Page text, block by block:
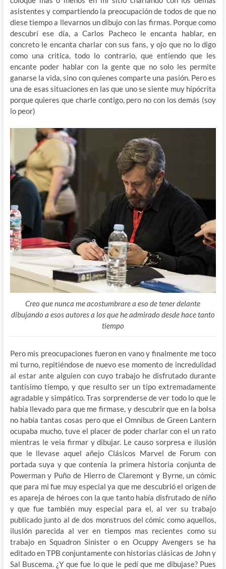
asistentes y compartiendo la preocupación de todos de que no
diese tiempo a llevarnos un dibujo con las firmas. Porque como
descubrí ese día, a Carlos Pacheco le encanta hablar, en
concreto le encanta charlar con sus fans, y ojo que no lo digo
como una critica, todo lo contrario, que entiendo que les
encante poder hablar con la gente que no solo les permite
ganarse la vida, sino con quienes comparte una pasión. Pero es
una de esas situaciones en las que uno se siente muy hipócrita
porque quieres que charle contigo, pero no con los demás (soy
lo peor)
Creo que nunca me acostumbrare a eso de tener delante
dibujando a esos autores a los que he admirado desde hace tanto
tiempo
Pero mis preocupaciones fueron en vano y finalmente me toco
mi turno, repitiéndose de nuevo ese momento de incredulidad
al estar ante alguien con cuyo trabajo he disfrutado durante
tantísimo tiempo, y que resulto ser un tipo extremadamente
agradable y simpático. Tras sorprenderse de ver todo lo que le
había llevado para que me firmase, y descubrir que en la bolsa
no había tantas cosas pero que el Omnibus de Green Lantern
ocupaba mucho, tuve el placer de poder charlar con el un rato
mientras le veia firmar y dibujar. Le causo sorpresa e ilusión
que le llevase aquel añejo Clásicos Marvel de Forum con
portada suya y que contenía la primera historia conjunta de
Powerman y Puño de Hierro de Claremont y Byrne, un cómic
que para mi fue muy especial ya que me descubrió el origen de
es apareja de héroes con la que tanto había disfrutado de niño
y que fue también muy especial para el, al ver su trabajo
publicado junto al de dos monstruos del cómic como aquellos,
ilusión parecida al ver en tiempos mas recientes como su
trabajo en Squadron Sinister o en Ocuppy Avengers se ha
editado en TPB conjuntamente con historias clásicas de John y
Sal Buscema. ¿Y que fue lo que le pedí que me dibujase? Pues